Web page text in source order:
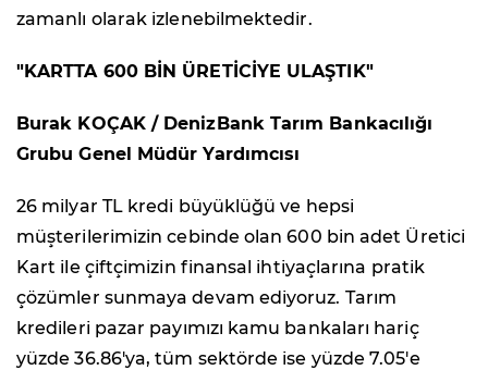
zamanlı olarak izlenebilmektedir.
"KARTTA 600 BİN ÜRETİCİYE ULAŞTIK"
Burak KOÇAK / DenizBank Tarım Bankacılığı
Grubu Genel Müdür Yardımcısı
26 milyar TL kredi büyüklüğü ve hepsi
müşterilerimizin cebinde olan 600 bin adet Üretici
Kart ile çiftçimizin finansal ihtiyaçlarına pratik
çözümler sunmaya devam ediyoruz. Tarım
kredileri pazar payımızı kamu bankaları hariç
yüzde 36.86'ya, tüm sektörde ise yüzde 7.05'e